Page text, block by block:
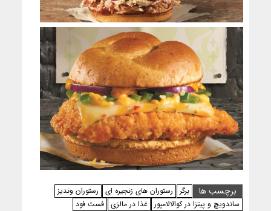
برچسب ها برگر رستوران های زنجیره ای
رستوران وندیز
ساندویچ و پیتزا در کوالالامپور غذا در مالزی فست فود